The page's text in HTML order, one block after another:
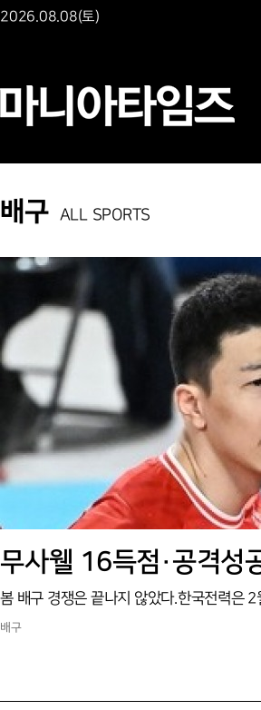
2026.08.08(토)
배구 ALL SPORTS
무사웰 16득점·공격
배구